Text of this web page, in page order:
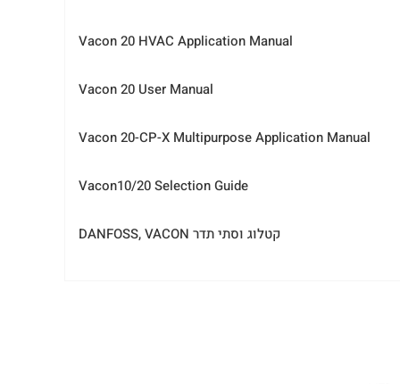
Vacon 20 HVAC Application Manual
Vacon 20 User Manual
Vacon 20-CP-X Multipurpose Application Manual
Vacon10/20 Selection Guide
קטלוג וסתי תדר DANFOSS, VACON